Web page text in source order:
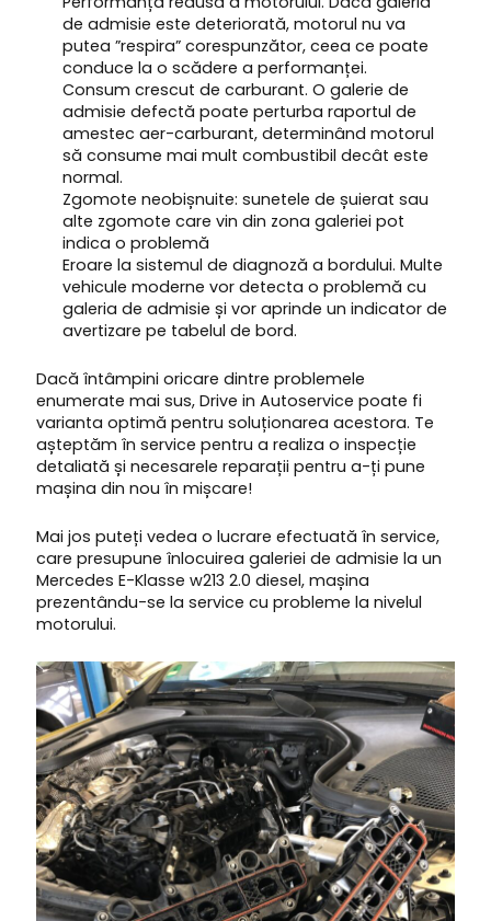
de admisie este deteriorată, motorul nu va
putea ”respira” corespunzător, ceea ce poate
conduce la o scădere a performanței.
Consum crescut de carburant. O galerie de
admisie defectă poate perturba raportul de
amestec aer-carburant, determinând motorul
să consume mai mult combustibil decât este
normal.
Zgomote neobișnuite: sunetele de șuierat sau
alte zgomote care vin din zona galeriei pot
indica o problemă
Eroare la sistemul de diagnoză a bordului. Multe
vehicule moderne vor detecta o problemă cu
galeria de admisie și vor aprinde un indicator de
avertizare pe tabelul de bord.
Dacă întâmpini oricare dintre problemele
enumerate mai sus, Drive in Autoservice poate fi
varianta optimă pentru soluționarea acestora. Te
așteptăm în service pentru a realiza o inspecție
detaliată și necesarele reparații pentru a-ți pune
mașina din nou în mișcare!
Mai jos puteți vedea o lucrare efectuată în service,
care presupune înlocuirea galeriei de admisie la un
Mercedes E-Klasse w213 2.0 diesel, mașina
prezentându-se la service cu probleme la nivelul
motorului.